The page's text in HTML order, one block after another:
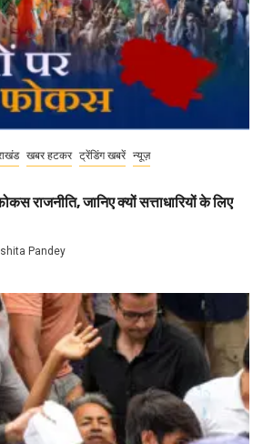
खबर हटकर ट्रेंडिंग खबरें न्यूज़
राजनीति, जानिए क्यों सत्ताधारियों के लिए
Pandey